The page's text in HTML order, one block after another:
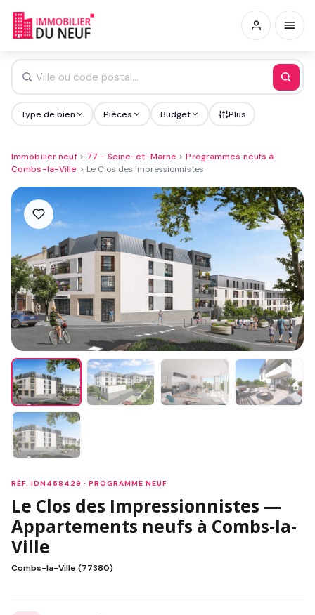
Type de bien Pièces Budget Plus
Immobilier neuf> 77 - Seine-et-Marne >Programmes neufs à
Combs-la-Ville > Le Clos des Impressionnistes
RÉF. IDN458429 · PROGRAMME NEUF
Le Clos des Impressionnistes —
Appartements neufs à Combs-la-
Ville
Combs-la-Ville (77380)